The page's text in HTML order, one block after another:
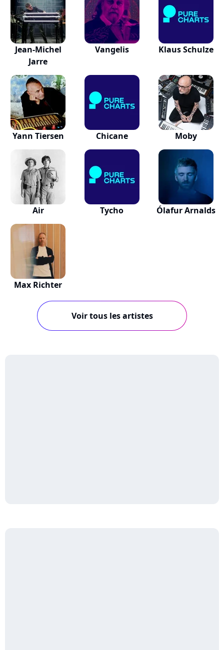
Jean-Michel
Jarre
Vangelis Klaus Schulze
Yann Tiersen Chicane Moby
Air Tycho Ólafur Arnalds
Max Richter
Voir tous les artistes